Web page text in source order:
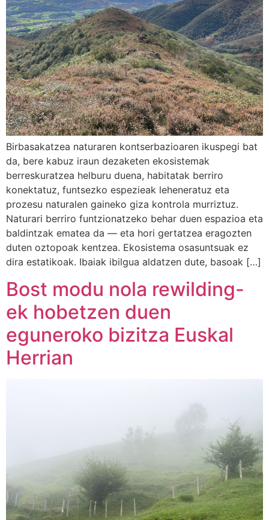
Birbasakatzea naturaren kontserbazioaren ikuspegi bat
da, bere kabuz iraun dezaketen ekosistemak
berreskuratzea helburu duena, habitatak berriro
konektatuz, funtsezko espezieak leheneratuz eta
prozesu naturalen gaineko giza kontrola murriztuz.
Naturari berriro funtzionatzeko behar duen espazioa eta
baldintzak ematea da — eta hori gertatzea eragozten
duten oztopoak kentzea. Ekosistema osasuntsuak ez
dira estatikoak. Ibaiak ibilgua aldatzen dute, basoak […]
Bost modu nola rewilding-
ek hobetzen duen
eguneroko bizitza Euskal
Herrian